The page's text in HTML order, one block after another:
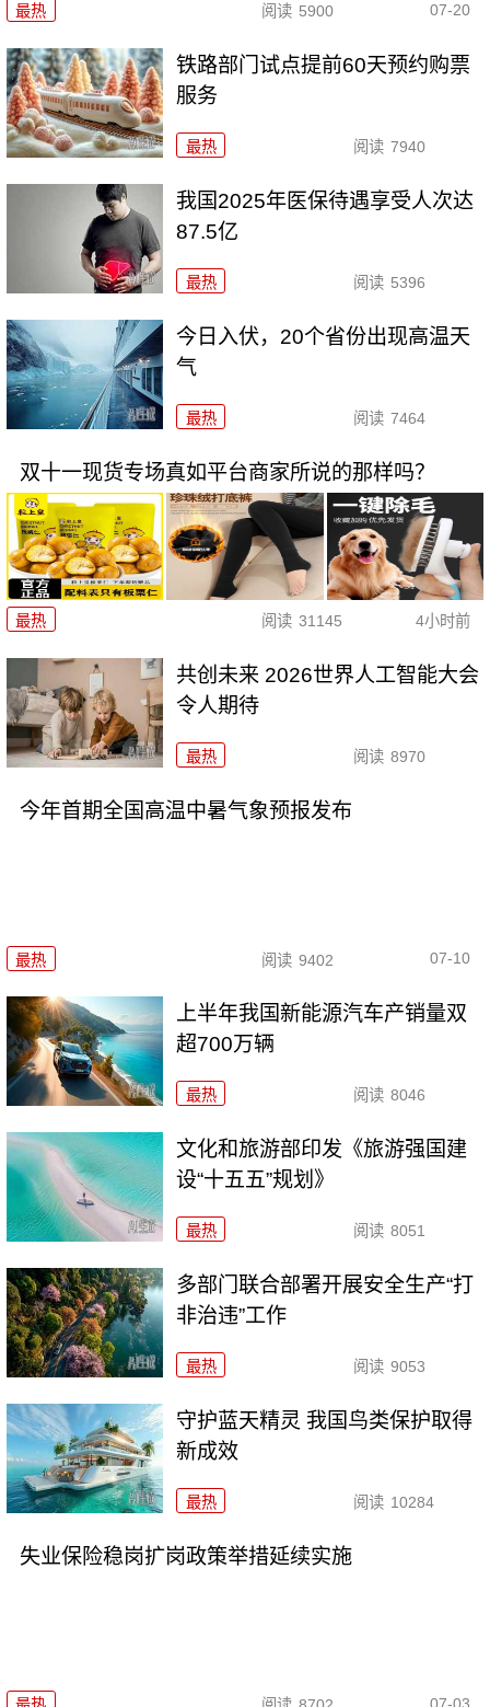
最热 阅读 5900 07-20
铁路部门试点提前60天预约购票
服务
最热 阅读 7940
我国2025年医保待遇享受人次达
87.5亿
最热 阅读 5396
今日入伏，20个省份出现高温天
气
最热 阅读 7464
双十一现货专场真如平台商家所说的那样吗？
最热 阅读 31145 4小时前
共创未来 2026世界人工智能大会
令人期待
最热 阅读 8970
今年首期全国高温中暑气象预报发布
最热 阅读 9402 07-10
上半年我国新能源汽车产销量双
超700万辆
最热 阅读 8046
文化和旅游部印发《旅游强国建
设“十五五”规划》
最热 阅读 8051
多部门联合部署开展安全生产“打
非治违”工作
最热 阅读 9053
守护蓝天精灵 我国鸟类保护取得
新成效
最热 阅读 10284
失业保险稳岗扩岗政策举措延续实施